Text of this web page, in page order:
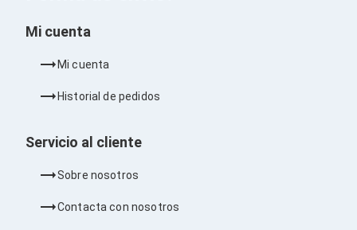
Electrónica de Consumo
Accesorios de Audio
Estuches y Cajas
Audífonos Intrauriculares
Bocinas y Bafles
Bocinas para Computadora
Mi cuenta
Mi cuenta
Historial de pedidos
Servicio al cliente
Sobre nosotros
Contacta con nosotros